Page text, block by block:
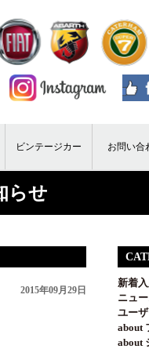
ビンテージカー お問い合
らせ
2015年09月29日
新着
ニュ
ユー
about
about